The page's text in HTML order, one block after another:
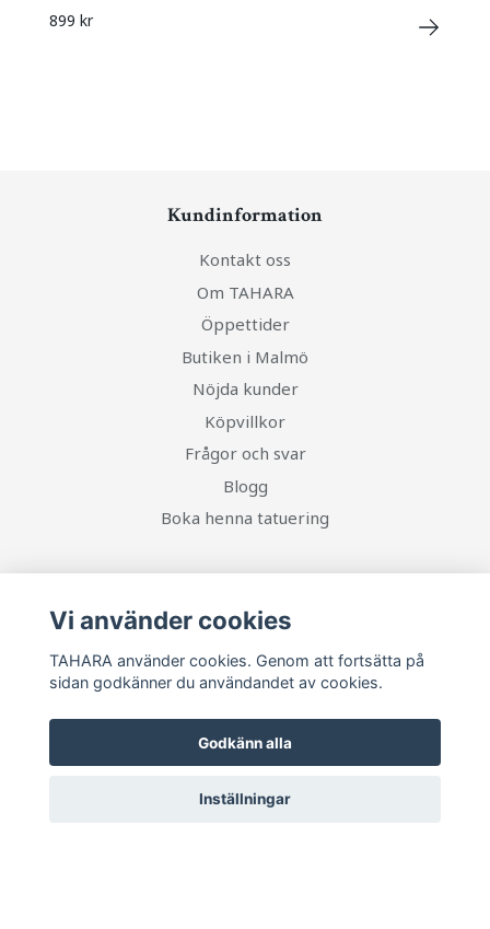
899 kr
Kundinformation
Kontakt oss
Om TAHARA
Öppettider
Butiken i Malmö
Nöjda kunder
Köpvillkor
Frågor och svar
Blogg
Boka henna tatuering
Ta del av senaste nytt och unika erbjudanden!
Vi använder cookies
TAHARA använder cookies. Genom att fortsätta på
sidan godkänner du användandet av cookies.
Godkänn alla
Inställningar